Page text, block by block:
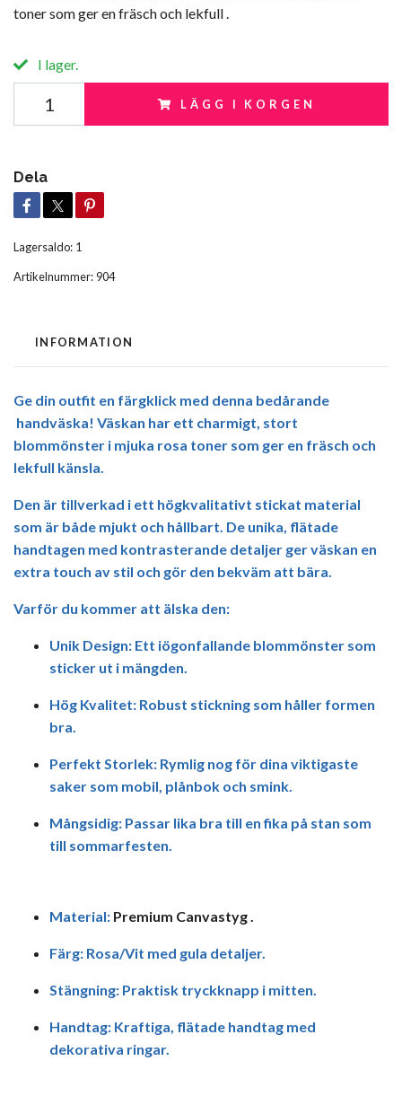
toner som ger en fräsch och lekfull .
I lager.
LÄGG I KORGEN
Dela
Lagersaldo: 1
Artikelnummer:904
INFORMATION
Ge din outfit en färgklick med denna bedårande
handväska! Väskan har ett charmigt, stort
blommönster i mjuka rosa toner som ger en fräsch och
lekfull känsla.
Den är tillverkad i ett högkvalitativt stickat material
som är både mjukt och hållbart. De unika, flätade
handtagen med kontrasterande detaljer ger väskan en
extra touch av stil och gör den bekväm att bära.
Varför du kommer att älska den:
Unik Design: Ett iögonfallande blommönster som
sticker ut i mängden.
Hög Kvalitet: Robust stickning som håller formen
bra.
Perfekt Storlek: Rymlig nog för dina viktigaste
saker som mobil, plånbok och smink.
Mångsidig: Passar lika bra till en fika på stan som
till sommarfesten.
Material: Premium Canvastyg .
Färg: Rosa/Vit med gula detaljer.
Stängning: Praktisk tryckknapp i mitten.
Handtag: Kraftiga, flätade handtag med
dekorativa ringar.